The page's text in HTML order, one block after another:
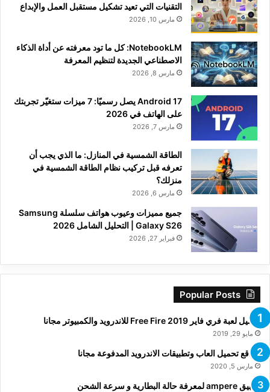
التقنيات التي تعيد تشكيل مستقبل العمل والإبداع
مارس 10, 2026
NotebookLM: كل ما تود معرفته عن أداة الذكاء
الاصطناعي الجديدة لتنظيم المعرفة
مارس 8, 2026
Android 17 يصل رسميًا: 7 ميزات ستغيّر تجربتك
على الهاتف في 2026
مارس 7, 2026
الطاقة الشمسية في المنازل: ما الذي يجب أن
تعرفه قبل تركيب نظام الطاقة الشمسية في
منزلك؟
مارس 6, 2026
جميع مميزات وعيوب هواتف سلسلة Samsung
Galaxy S26 | التحليل الشامل 2026
فبراير 27, 2026
Popular Posts
تحميل لعبة فري فاير Free Fire 2019 للاندرويد والكمبيوتر مجانا
مايو 29, 2019
مواقع تحميل العاب وتطبيقات الاندرويد المدفوعة مجانا
مارس 5, 2020
تطبيق ampere لمعرفة حالة البطارية و سرعة الشحن